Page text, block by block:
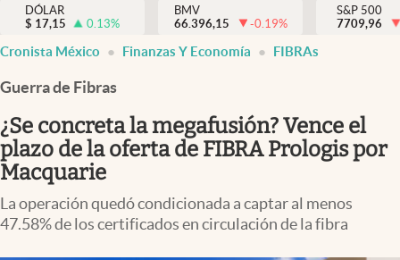
México
Dólar y mercados
Pc y celular
Vida y estilo
Tv
DÓLAR
$ 17,15 0.13%
BMV
66.396,15
-0.19%
S&P 500
7709,96
Cronista México Finanzas Y Economía FIBRAs
Guerra de Fibras
¿Se concreta la megafusión? Vence el
plazo de la oferta de FIBRA Prologis por
Macquarie
La operación quedó condicionada a captar al menos
47.58% de los certificados en circulación de la fibra